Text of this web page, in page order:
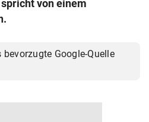
von einem
Google-Quelle